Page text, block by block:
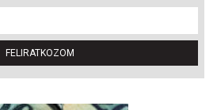
FELIRATKOZOM